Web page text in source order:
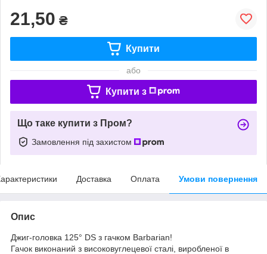
21,50 ₴
Купити
або
Купити з
Що таке купити з Пром?
Замовлення під захистом
Доставка Оплата Умови повернення
Опис
Джиг-головка 125° DS з гачком Barbarian!
Гачок виконаний з високовуглецевої сталі, виробленої в